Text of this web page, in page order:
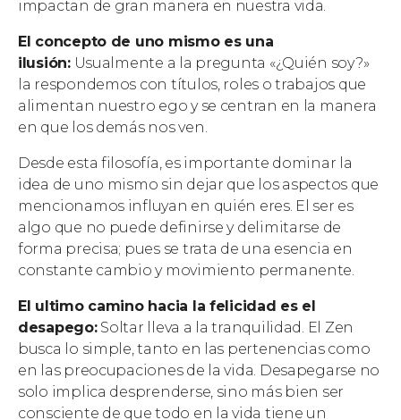
impactan de gran manera en nuestra vida.
El concepto de uno mismo es una
ilusión:Usualmente a la pregunta «¿Quién soy?»
la respondemos con títulos, roles o trabajos que
alimentan nuestro ego y se centran en la manera
en que los demás nos ven.
Desde esta filosofía, es importante dominar la
idea de uno mismo sin dejar que los aspectos que
mencionamos influyan en quién eres. El ser es
algo que no puede definirse y delimitarse de
forma precisa; pues se trata de una esencia en
constante cambio y movimiento permanente.
El ultimo camino hacia la felicidad es el
desapego:Soltar lleva a la tranquilidad. El Zen
busca lo simple, tanto en las pertenencias como
en las preocupaciones de la vida. Desapegarse no
solo implica desprenderse, sino más bien ser
consciente de que todo en la vida tiene un